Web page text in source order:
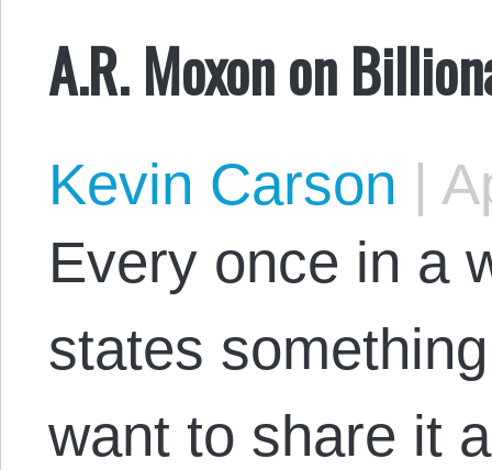
A.R. Moxon on
Kevin Carson |
Every once in a
states
want to share it